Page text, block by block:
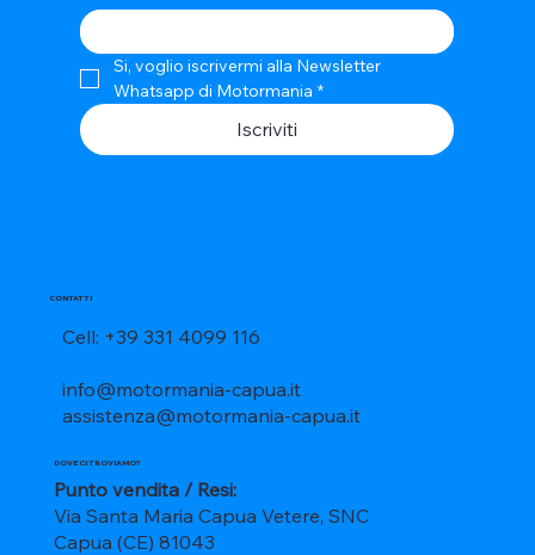
CONTATTI
Cell: +39 331 4099 116
info@motormania-capua.it
assistenza@motormania-capua.it
DOVE CI TROVIAMO?
Punto vendita / Resi:
Via Santa Maria Capua Vetere, SNC
Capua (CE) 81043
Si, voglio iscrivermi alla Newsletter
Whatsapp di Motormania *
Iscriviti